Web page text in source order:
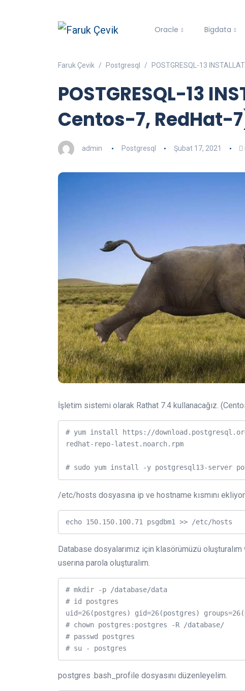
Oracle Bigdata
Faruk Çevik Postgresql POSTGRESQL-13
POSTGRESQL-13
Centos-7, RedHat-
admin Postgresql Şubat 17, 2021
İşletim sistemi olarak Rathat 7.4 kullanacağız.
# yum install https://
redhat-repo-latest.noarch.rpm
# sudo yum install -y postgresql13-server
/etc/hosts dosyasına ip ve hostname kısmını
echo 150.150.100.71 psgdbm1 >> /etc/hosts
Database dosyalarımız için klasörümüzü
userına parola oluşturalım.
# mkdir -p /database/data
# id postgres
uid=26(postgres) gid=26(postgres)
# chown postgres:postgres -R /database/
# passwd postgres
# su - postgres
postgres .bash_profile dosyasını düzenleyelim.